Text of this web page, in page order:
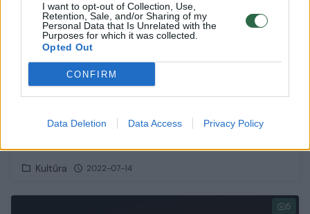
I want to opt-out of Collection, Use,
Retention, Sale, and/or Sharing of my
Personal Data that Is Unrelated with the
Purposes for which it was collected.
Opted Out
CONFIRM
Data Deletion Data Access Privacy Policy
Žygimanto Augusto laikų monetos ir
keramikos šukės
Kultūra 2022-07-14
5